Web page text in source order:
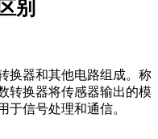
别
换器和其他电路组成。称
转换器将传感器输出的模
于信号处理和通信。